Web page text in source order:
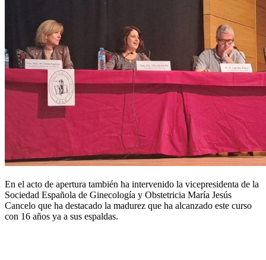
En el acto de apertura también ha intervenido la vicepresidenta de la
Sociedad Española de Ginecología y Obstetricia María Jesús
Cancelo que ha destacado la madurez que ha alcanzado este curso
con 16 años ya a sus espaldas.